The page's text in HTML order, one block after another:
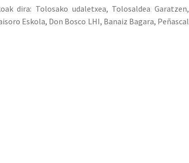
dira: Tolosako udaletxea, Tolosaldea Garatzen,
Eskola, Don Bosco LHI, Banaiz Bagara, Peñascal